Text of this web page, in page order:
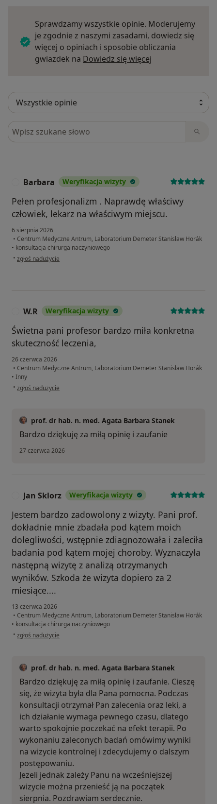
Sprawdzamy wszystkie opinie. Moderujemy
je zgodnie z naszymi zasadami, dowiedz się
więcej o opiniach i sposobie obliczania
gwiazdek na Dowiedz się więcej
Szukaj w opiniach
Barbara Weryfikacja wizyty
Pełen profesjonalizm . Naprawdę właściwy
człowiek, lekarz na właściwym miejscu.
6 sierpnia 2026
• Centrum Medyczne Antrum, Laboratorium Demeter Stanisław Horák
• konsultacja chirurga naczyniowego
• w opinii użytkownika Barbara
zgłoś nadużycie
W.R Weryfikacja wizyty
Świetna pani profesor bardzo miła konkretna
skuteczność leczenia,
26 czerwca 2026
• Centrum Medyczne Antrum, Laboratorium Demeter Stanisław Horák
• Inny
• w opinii użytkownika W.R
zgłoś nadużycie
prof. dr hab. n. med. Agata Barbara Stanek
Bardzo dziękuję za miłą opinię i zaufanie
27 czerwca 2026
Jan Sklorz Weryfikacja wizyty
Jestem bardzo zadowolony z wizyty. Pani prof.
dokładnie mnie zbadała pod kątem moich
dolegliwości, wstępnie zdiagnozowała i zaleciła
badania pod kątem mojej choroby. Wyznaczyła
następną wizytę z analizą otrzymanych
wyników. Szkoda że wizyta dopiero za 2
miesiące....
13 czerwca 2026
• Centrum Medyczne Antrum, Laboratorium Demeter Stanisław Horák
• konsultacja chirurga naczyniowego
• w opinii użytkownika Jan Sklorz
zgłoś nadużycie
prof. dr hab. n. med. Agata Barbara Stanek
Bardzo dziękuję za miłą opinię i zaufanie. Cieszę
się, że wizyta była dla Pana pomocna. Podczas
konsultacji otrzymał Pan zalecenia oraz leki, a
ich działanie wymaga pewnego czasu, dlatego
warto spokojnie poczekać na efekt terapii. Po
wykonaniu zaleconych badań omówimy wyniki
na wizycie kontrolnej i zdecydujemy o dalszym
postępowaniu.
Jezeli jednak zależy Panu na wcześniejszej
wizycie można przenieść ją na początek
sierpnia. Pozdrawiam serdecznie.